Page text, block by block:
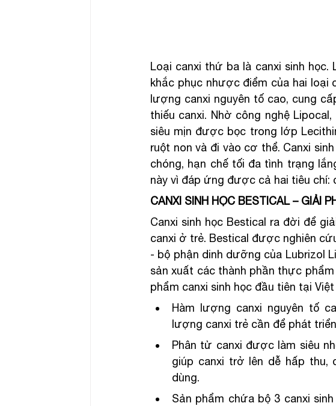
Loại canxi thứ ba là canxi sinh
khắc phục nhược điểm của hai loại
lượng canxi nguyên tố cao, cung
thiếu canxi. Nhờ công nghệ
siêu mịn được bọc trong lớp
ruột non và đi vào cơ thể. Canxi
chóng, hạn chế tối đa tình trạng
này vì đáp ứng được cả hai tiêu chí:
CANXI SINH HỌC BESTICAL – GIẢI
Canxi sinh học Bestical ra đời để
canxi ở trẻ. Bestical được nghiên
- bộ phận dinh dưỡng của Lubrizol
sản xuất các thành phần thực
phẩm canxi sinh học đầu tiên tại
Hàm lượng canxi nguyên tố
lượng canxi trẻ cần để phát
Phân tử canxi được làm siêu
giúp canxi trở lên dễ hấp thu,
dùng.
Sản phẩm chứa bộ 3 canxi